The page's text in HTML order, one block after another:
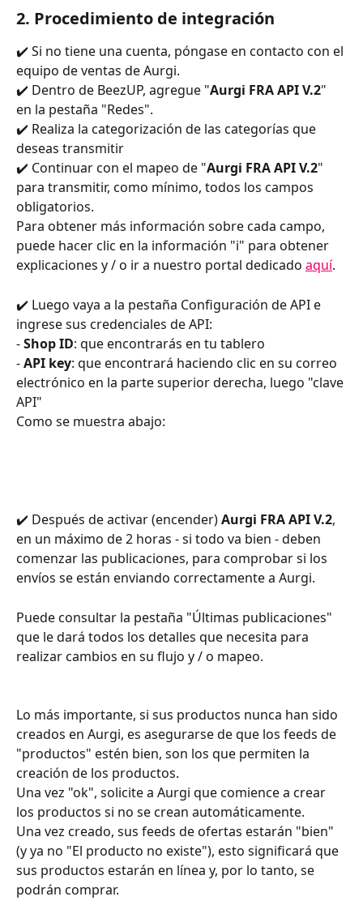
2. Procedimiento de integración
✔️ Si no tiene una cuenta, póngase en contacto con el
equipo de ventas de Aurgi.
✔️ Dentro de BeezUP, agregue "Aurgi FRA API V.2"
en la pestaña "Redes".
✔️ Realiza la categorización de las categorías que
deseas transmitir
✔️ Continuar con el mapeo de "Aurgi FRA API V.2"
para transmitir, como mínimo, todos los campos
obligatorios.
Para obtener más información sobre cada campo,
puede hacer clic en la información "i" para obtener
explicaciones y / o ir a nuestro portal dedicado aquí.
✔️ Luego vaya a la pestaña Configuración de API e
ingrese sus credenciales de API:
- Shop ID: que encontrarás en tu tablero
- API key: que encontrará haciendo clic en su correo
electrónico en la parte superior derecha, luego "clave
API"
Como se muestra abajo:
✔️ Después de activar (encender) Aurgi FRA API V.2,
en un máximo de 2 horas - si todo va bien - deben
comenzar las publicaciones, para comprobar si los
envíos se están enviando correctamente a Aurgi.
Puede consultar la pestaña "Últimas publicaciones"
que le dará todos los detalles que necesita para
realizar cambios en su flujo y / o mapeo.
Lo más importante, si sus productos nunca han sido
creados en Aurgi, es asegurarse de que los feeds de
"productos" estén bien, son los que permiten la
creación de los productos.
Una vez "ok", solicite a Aurgi que comience a crear
los productos si no se crean automáticamente.
Una vez creado, sus feeds de ofertas estarán "bien"
(y ya no "El producto no existe"), esto significará que
sus productos estarán en línea y, por lo tanto, se
podrán comprar.